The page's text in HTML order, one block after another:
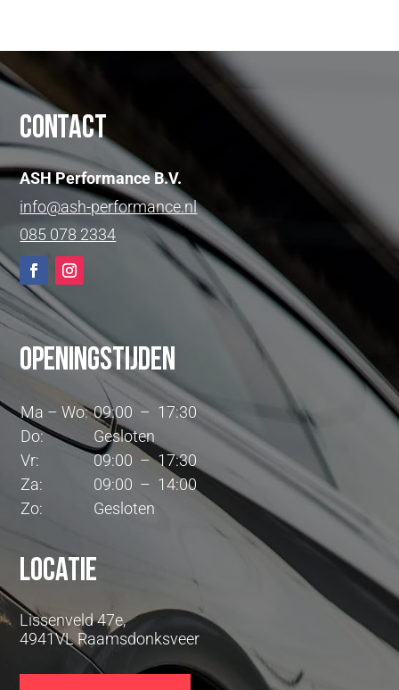
Contact
ASH Performance B.V.
info@ash-performance.nl
085 078 2334
Openingstijden
Ma – Wo: 09:00 – 17:30
Do:
Gesloten
Vr:
09:00 – 17:30
Za:
09:00 – 14:00
Zo:
Gesloten
Locatie
Lissenveld 47e,
4941VL Raamsdonksveer